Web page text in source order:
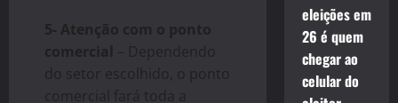
5- Atenção com o ponto
comercial – Dependendo
do setor escolhido, o ponto
comercial fará toda a
eleições em
26 é quem
chegar ao
celular do